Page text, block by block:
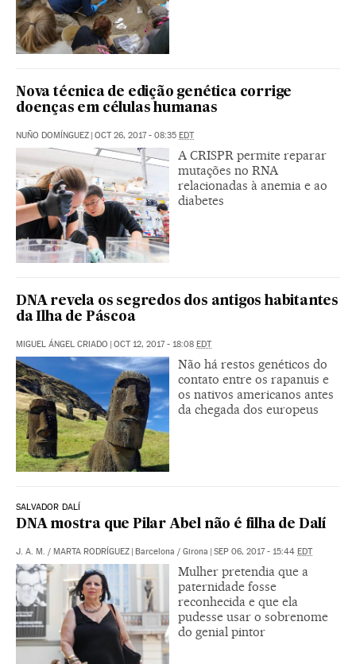
Nova técnica de edição genética corrige
doenças em células humanas
NUÑO DOMÍNGUEZ | OCT 26, 2017 - 08:35 EDT
A CRISPR permite reparar
mutações no RNA
relacionadas à anemia e ao
diabetes
DNA revela os segredos dos antigos habitantes
da Ilha de Páscoa
MIGUEL ÁNGEL CRIADO | OCT 12, 2017 - 18:08 EDT
Não há restos genéticos do
contato entre os rapanuis e
os nativos americanos antes
da chegada dos europeus
SALVADOR DALÍ
DNA mostra que Pilar Abel não é filha de Dalí
J. A. M. / MARTA RODRÍGUEZ | Barcelona / Girona | SEP 06, 2017 - 15:44 EDT
Mulher pretendia que a
paternidade fosse
reconhecida e que ela
pudesse usar o sobrenome
do genial pintor